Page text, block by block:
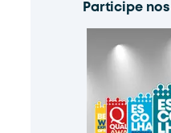
Participe